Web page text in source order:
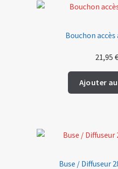
Bouchon accès
21,95 €
Ajouter
Buse / Diffuseur